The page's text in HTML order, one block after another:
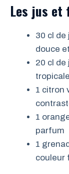
Les jus
30 cl de
douce
20 cl de
tropicale
1 citron
1
parfum
1
couleur